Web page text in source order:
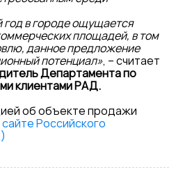
год в городе ощущается
площадей, в том
данное предложение
потенциал», – считает
Департамента по
клиентами РАД.
об объекте продажи
сайте Российского